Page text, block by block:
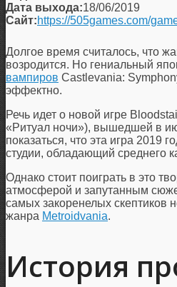
Дата выхода:18/06/2019
Сайт:https://505games.com/
Долгое время считалось, что
возродится. Но гениальный
вампиров Castlevania:
эффектно.
Речь идет о новой игре
«Ритуал ночи»), вышедшей в
показаться, что эта игра 2019
студии, обладающий среднего
Однако стоит поиграть в это
атмосферой и запутанным
самых закоренелых скептиков
жанра Metroidvania.
История